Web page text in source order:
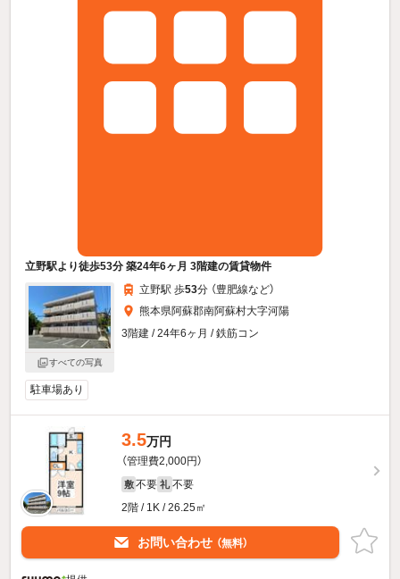
立野駅より徒歩53分 築24年6ヶ月 3階建の賃貸物件
すべての写真
立野駅 歩53分 （豊肥線など）
熊本県阿蘇郡南阿蘇村大字河陽
3階建 / 24年6ヶ月 / 鉄筋コン
駐車場あり
3.5万円
（管理費2,000円）
敷 不要 礼 不要
2階 / 1K / 26.25㎡
お問い合わせ （無料）